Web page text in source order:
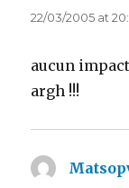
22/03/2005 at
aucun
argh !!!